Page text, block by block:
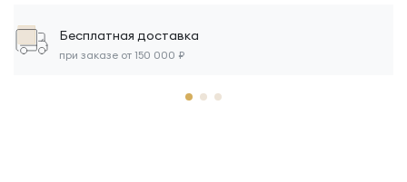
Бесплатная доставка
при заказе от 150 000 ₽